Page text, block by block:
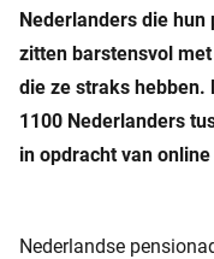
Nederlanders die hun
zitten barstensvol
die ze straks hebben.
1100 Nederlanders
in opdracht van
Nederlandse